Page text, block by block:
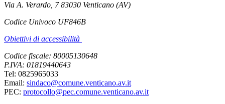
Via A. Verardo, 7 83030 Venticano (AV)
Codice Univoco UF846B
Obiettivi di accessibilità
Codice fiscale: 80005130648
P.IVA: 01819440643
Tel: 0825965033
Email: sindaco@comune.venticano.av.it
PEC: protocollo@pec.comune.venticano.av.it